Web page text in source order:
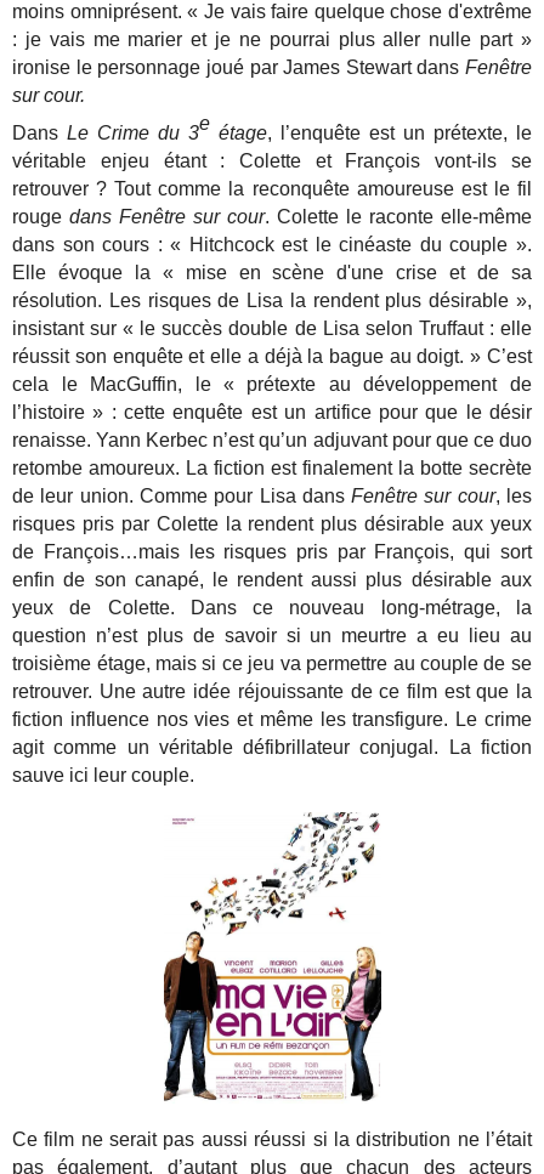
moins omniprésent. « Je vais faire quelque chose d'extrême
: je vais me marier et je ne pourrai plus aller nulle part »
ironise le personnage joué par James Stewart dans Fenêtre
sur cour.
DansLe Crime du 3e étage, l’enquête est un prétexte, le
véritable enjeu étant : Colette et François vont-ils se
retrouver ? Tout comme la reconquête amoureuse est le fil
rougedans Fenêtre sur cour. Colette le raconte elle-même
dans son cours : « Hitchcock est le cinéaste du couple ».
Elle évoque la « mise en scène d'une crise et de sa
résolution. Les risques de Lisa la rendent plus désirable »,
insistant sur « le succès double de Lisa selon Truffaut : elle
réussit son enquête et elle a déjà la bague au doigt. » C’est
cela le MacGuffin, le « prétexte au développement de
l’histoire » : cette enquête est un artifice pour que le désir
renaisse. Yann Kerbec n’est qu’un adjuvant pour que ce duo
retombe amoureux. La fiction est finalement la botte secrète
de leur union. Comme pour Lisa dansFenêtre sur cour, les
risques pris par Colette la rendent plus désirable aux yeux
de François…mais les risques pris par François, qui sort
enfin de son canapé, le rendent aussi plus désirable aux
yeux de Colette. Dans ce nouveau long-métrage, la
question n’est plus de savoir si un meurtre a eu lieu au
troisième étage, mais si ce jeu va permettre au couple de se
retrouver. Une autre idée réjouissante de ce film est que la
fiction influence nos vies et même les transfigure. Le crime
agit comme un véritable défibrillateur conjugal. La fiction
sauve ici leur couple.
Ce film ne serait pas aussi réussi si la distribution ne l’était
pas également, d’autant plus que chacun des acteurs